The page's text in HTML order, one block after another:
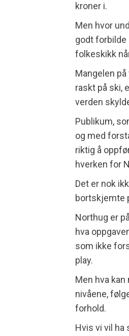
kroner i.
Men hvor
godt forbilde
folkeskikk
Mangelen
raskt på ski,
verden
Publikum,
og med
riktig å
hverken for
Det er nok
bortskjemte
Northug er
hva
som ikke
play.
Men hva
nivåene,
forhold.
Hvis vi vil ha